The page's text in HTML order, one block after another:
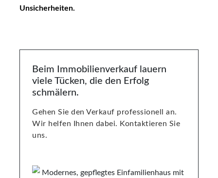
Unsicherheiten.
Beim Immobilienverkauf lauern
viele Tücken, die den Erfolg
schmälern.
Gehen Sie den Verkauf professionell an.
Wir helfen Ihnen dabei. Kontaktieren Sie
uns.